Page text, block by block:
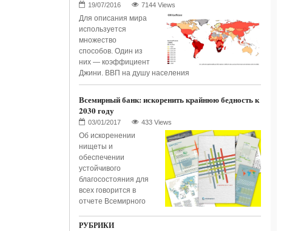
7144 Views
Для описания мира
используется
множество
способов. Один из
них — коэффициент
Джини. ВВП на душу населения
Всемирный банк: искоренить крайнюю бедность к
2030 году
433 Views
Об искоренении
нищеты и
обеспечении
устойчивого
благосостояния для
всех говорится в
отчете Всемирного
РУБРИКИ